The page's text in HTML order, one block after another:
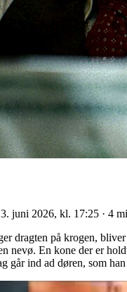
juni 2026, kl. 17:25 · 4
dragten på krogen,
nevø. En kone der er
går ind ad døren, som